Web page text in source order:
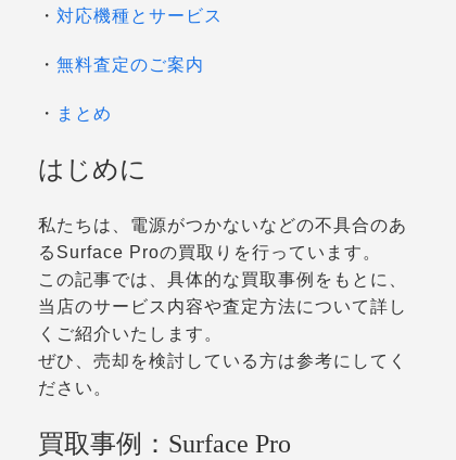
・ 対応機種とサービス
・ 無料査定のご案内
・ まとめ
はじめに
私たちは、電源がつかないなどの不具合のあ
るSurface Proの買取りを行っています。
この記事では、具体的な買取事例をもとに、
当店のサービス内容や査定方法について詳し
くご紹介いたします。
ぜひ、売却を検討している方は参考にしてく
ださい。
買取事例：Surface Pro